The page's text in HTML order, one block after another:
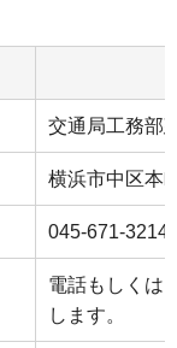
交通局工務部
横浜市中区本
045-671-3214
電話もしくは
します。